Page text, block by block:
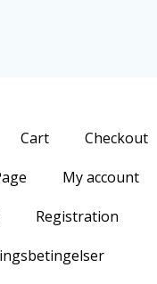
Cart
Checkout
My account
Registration